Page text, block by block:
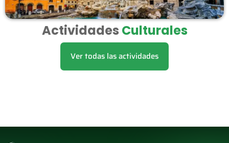
Actividades Culturales
Ver todas las actividades